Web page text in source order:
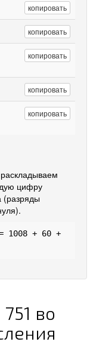
копировать
копировать
копировать
копировать
копировать
цифру
(разряды
1008 + 60 +
во